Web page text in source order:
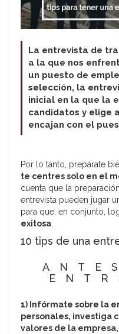
La entrevista de
a la que nos
un puesto de
selección, la
inicial en la que la
candidatos y elige
encajan con el
Por lo tanto, prepárate
te centres solo en el
cuenta que la
entrevista pueden jugar
para que, en conjunto,
exitosa.
10 tips de una
1) Infórmate sobre la
personales, investiga
valores de la